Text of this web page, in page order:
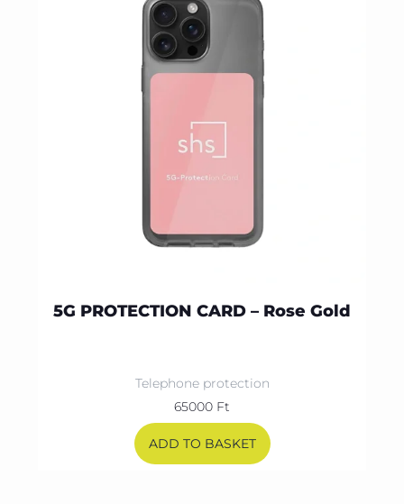
5G PROTECTION CARD – Rose Gold
Telephone protection
65000 Ft
ADD TO BASKET